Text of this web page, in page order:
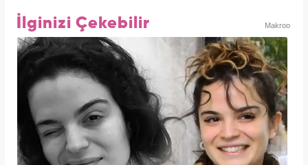
İlginizi Çekebilir Makroo